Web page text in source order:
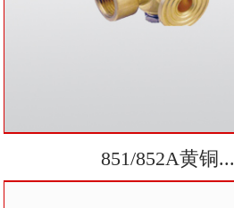
851/852A黄铜...